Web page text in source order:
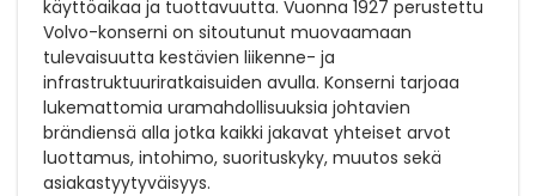
käyttöaikaa ja tuottavuutta. Vuonna 1927 perustettu
Volvo-konserni on sitoutunut muovaamaan
tulevaisuutta kestävien liikenne- ja
infrastruktuuriratkaisuiden avulla. Konserni tarjoaa
lukemattomia uramahdollisuuksia johtavien
brändiensä alla jotka kaikki jakavat yhteiset arvot
luottamus, intohimo, suorituskyky, muutos sekä
asiakastyytyväisyys.